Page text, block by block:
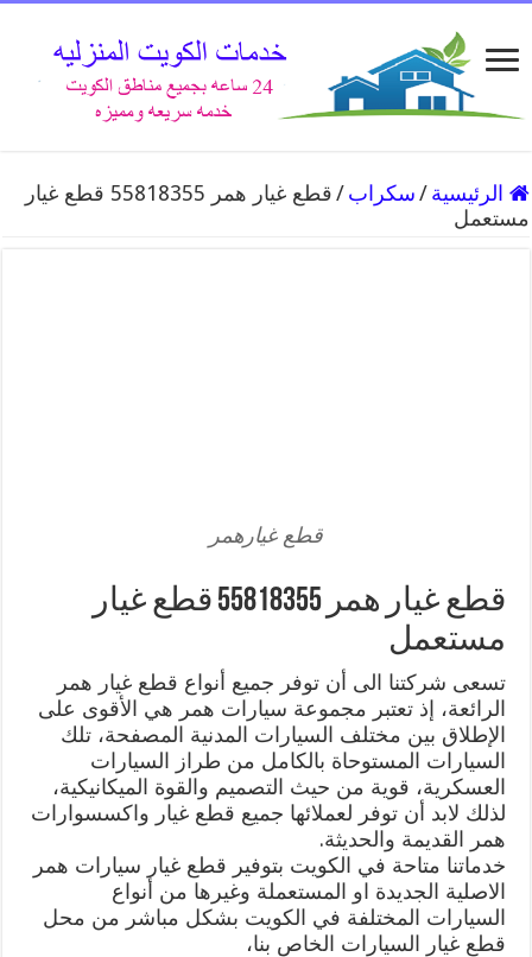
الرئيسية /سكراب /
قطع غيار همر 55818355 قطع غيار
مستعمل
قطع غيارهمر
قطع غيار همر 55818355 قطع غيار
مستعمل
تسعى شركتنا الى أن توفر جميع أنواع قطع غيار همر
الرائعة، إذ تعتبر مجموعة سيارات همر هي الأقوى على
الإطلاق بين مختلف السيارات المدنية المصفحة، تلك
السيارات المستوحاة بالكامل من طراز السيارات
العسكرية، قوية من حيث التصميم والقوة الميكانيكية،
لذلك لابد أن توفر لعملائها جميع قطع غيار واكسسوارات
همر القديمة والحديثة.
خدماتنا متاحة في الكويت بتوفير قطع غيار سيارات همر
الاصلية الجديدة او المستعملة وغيرها من أنواع
السيارات المختلفة في الكويت بشكل مباشر من محل
قطع غيار السيارات الخاص بنا،